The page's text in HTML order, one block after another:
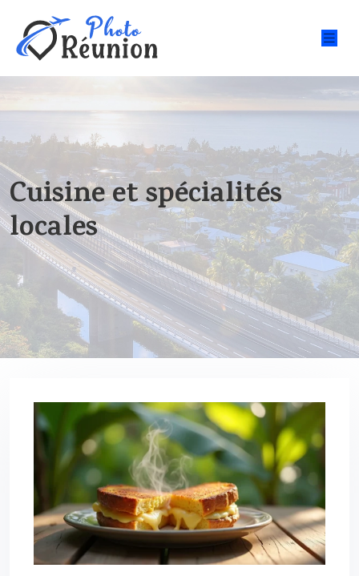
Cuisine et spécialités
locales